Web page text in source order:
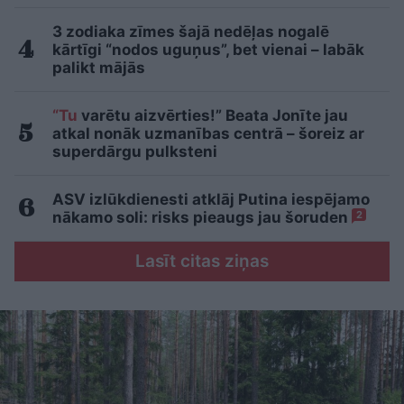
3 zodiaka zīmes šajā nedēļas nogalē
kārtīgi “nodos uguņus”, bet vienai – labāk
palikt mājās
“Tu varētu aizvērties!” Beata Jonīte jau
atkal nonāk uzmanības centrā – šoreiz ar
superdārgu pulksteni
ASV izlūkdienesti atklāj Putina iespējamo
nākamo soli: risks pieaugs jau šoruden
2
Lasīt citas ziņas